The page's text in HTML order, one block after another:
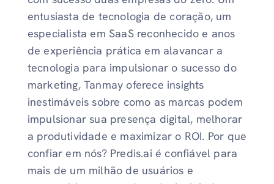
entusiasta de tecnologia de coração, um
especialista em SaaS reconhecido e anos
de experiência prática em alavancar a
tecnologia para impulsionar o sucesso do
marketing, Tanmay oferece insights
inestimáveis ​​sobre como as marcas podem
impulsionar sua presença digital, melhorar
a produtividade e maximizar o ROI. Por que
confiar em nós? Predis.ai é confiável para
mais de um milhão de usuários e